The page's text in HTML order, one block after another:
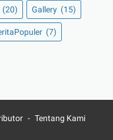
(20) Gallery (15)
(7)
Tentang Kami